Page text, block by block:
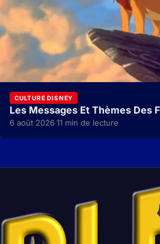
CULTURE DISNEY
Les Messages Et Thèmes Des
6 août 2026·11 min de lecture